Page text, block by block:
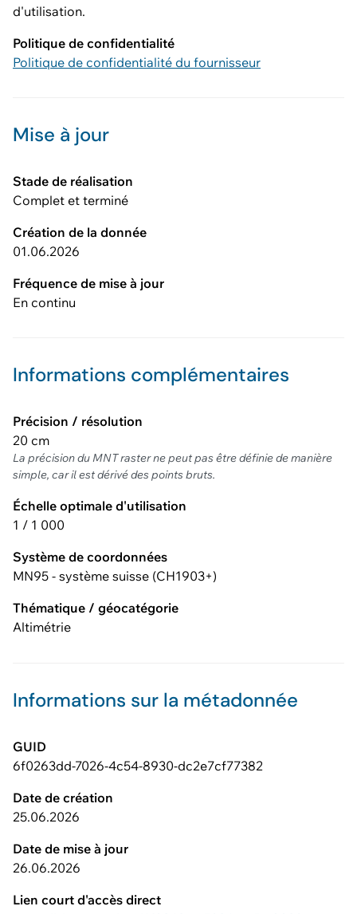
d'utilisation.
Politique de confidentialité
Politique de confidentialité du fournisseur
Mise à jour
Stade de réalisation
Complet et terminé
Création de la donnée
01.06.2026
Fréquence de mise à jour
En continu
Informations complémentaires
Précision / résolution
20 cm
La précision du MNT raster ne peut pas être définie de manière
simple, car il est dérivé des points bruts.
Échelle optimale d'utilisation
1 / 1 000
Système de coordonnées
MN95 - système suisse (CH1903+)
Thématique / géocatégorie
Altimétrie
Informations sur la métadonnée
GUID
6f0263dd-7026-4c54-8930-dc2e7cf77382
Date de création
25.06.2026
Date de mise à jour
26.06.2026
Lien court d'accès direct